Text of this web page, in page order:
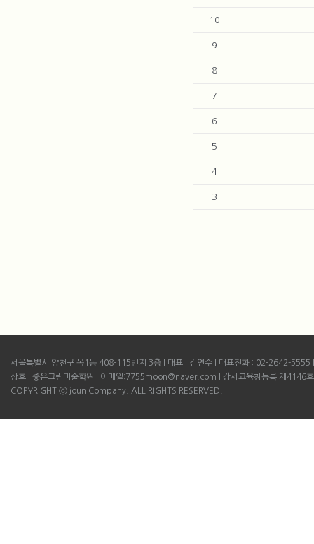
10
9
8
7
6
5
4
3
서울특별시 양천구 목1동 408-115번지 3층 l 대표 : 김연수 l 대표전화 : 02-2642-
상호 : 좋은그림미술학원 l 이메일:7755moon@naver.com l 강서교육청등록 제4146호
COPYRIGHT ⓒ joun Company. ALL RIGHTS RESERVED.